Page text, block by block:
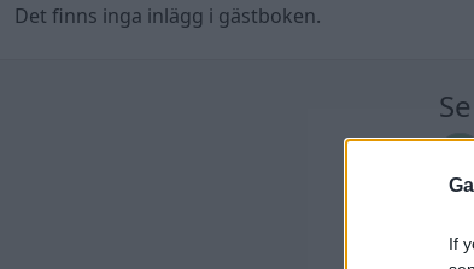
If
Det finns inga inlägg i gästboken.